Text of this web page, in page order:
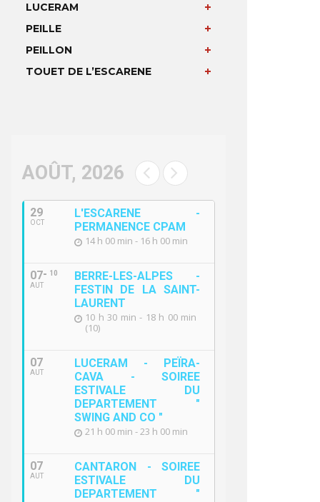
LUCERAM
PEILLE
PEILLON
TOUET DE L’ESCARENE
AOÛT, 2026
29
OCT
L'ESCARENE -
PERMANENCE CPAM
14 h 00 min - 16 h 00 min
07
AUT
10
BERRE-LES-ALPES -
FESTIN DE LA SAINT-
LAURENT
10 h 30 min - 18 h 00 min
(10)
07
AUT
LUCERAM - PEÏRA-
CAVA - SOIREE
ESTIVALE DU
DEPARTEMENT "
SWING AND CO "
21 h 00 min - 23 h 00 min
07
AUT
CANTARON - SOIREE
ESTIVALE DU
DEPARTEMENT "